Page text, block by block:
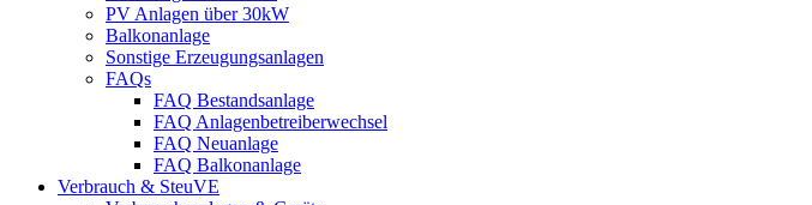
PV Anlagen über 30kW
Balkonanlage
Sonstige Erzeugungsanlagen
FAQs
FAQ Bestandsanlage
FAQ Anlagenbetreiberwechsel
FAQ Neuanlage
FAQ Balkonanlage
Verbrauch & SteuVE